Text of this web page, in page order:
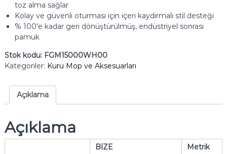
toz alma sağlar
Kolay ve güvenli oturması için içeri kaydırmalı stil desteği
% 100'e kadar geri dönüştürülmüş, endüstriyel sonrası
pamuk
Stok kodu: FGM15000WH00
Kategoriler: Kuru Mop ve Aksesuarları
Açıklama
Açıklama
BİZE
Metrik